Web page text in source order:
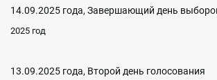
14.09.2025 года, Завершающий день
2025 год
13.09.2025 года, Второй день голосования